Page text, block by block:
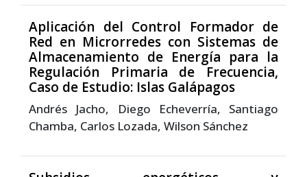
Aplicación del Control Formador de
Red en Microrredes con Sistemas de
Almacenamiento de Energía para la
Regulación Primaria de Frecuencia,
Caso de Estudio: Islas Galápagos
Andrés Jacho, Diego Echeverría, Santiago
Chamba, Carlos Lozada, Wilson Sánchez